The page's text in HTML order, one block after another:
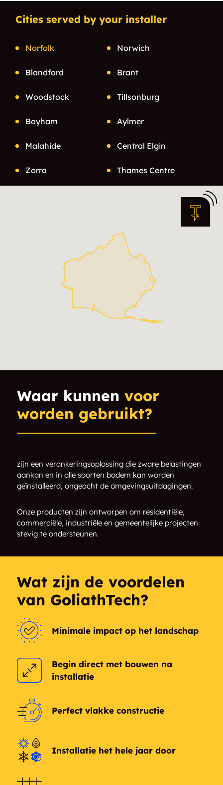
Cities served by your installer
Norfolk Norwich
Blandford Brant
Woodstock Tillsonburg
Bayham Aylmer
Malahide Central Elgin
Zorra Thames Centre
Waar kunnen voor
worden gebruikt?
zijn een verankeringsoplossing die zware belastingen
aankan en in alle soorten bodem kan worden
geïnstalleerd, ongeacht de omgevingsuitdagingen.
Onze producten zijn ontworpen om residentiële,
commerciële, industriële en gemeentelijke projecten
stevig te ondersteunen.
Wat zijn de voordelen
van GoliathTech?
Minimale impact op het landschap
Begin direct met bouwen na
installatie
Perfect vlakke constructie
Installatie het hele jaar door